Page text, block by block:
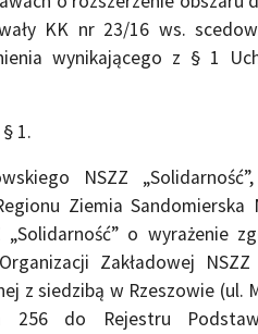
KK nr 23/16 ws.
wynikającego z § 1
§ 1.
NSZZ
Ziemia Sandomierska
o wyrażenie
Zakładowej NSZZ
z siedzibą w Rzeszowie (ul.
do Rejestru